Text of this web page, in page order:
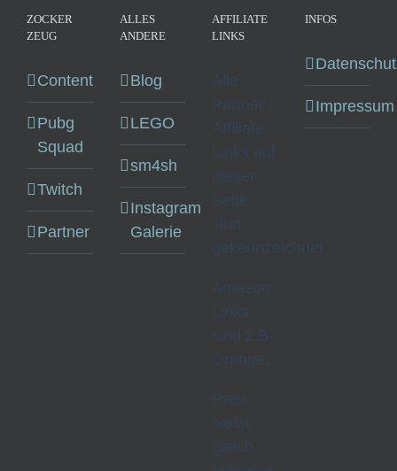
ZOCKER
ZEUG
Content
Pubg
Squad
Twitch
Partner
ALLES
ANDERE
Blog
LEGO
sm4sh
Instagram
Galerie
AFFILIATE
LINKS
Alle
Partner /
Affiliate
Links auf
dieser
Seite
sind
gekennzeichnet.
Amazon
Links
sind z.B.
Orange.
Preis
bleibt
gleich,
INFOS
Impressum